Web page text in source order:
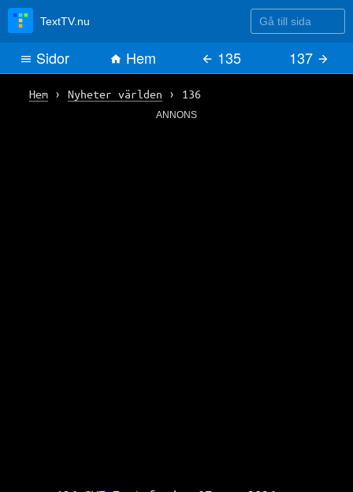
Hem› Nyheter världen › 136
ANNONS
TextTV.nu Gå till sida
Sidor Hem 135 137